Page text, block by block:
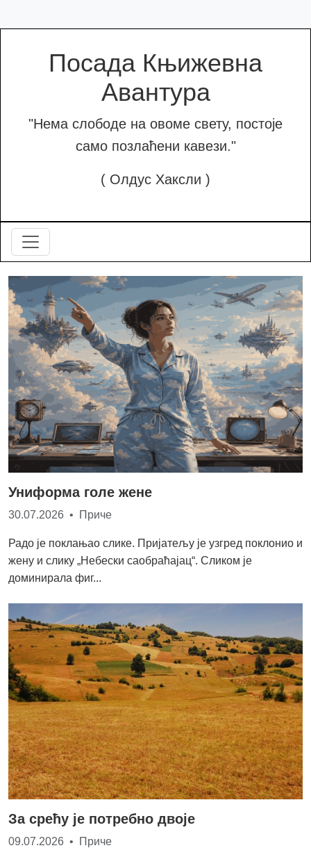
Посада Књижевна
Авантура
"Нема слободе на овоме свету, постоје
само позлаћени кавези."
( Олдус Хаксли )
Униформа голе жене
30.07.2026 • Приче
Радо је поклањао слике. Пријатељу је узгред поклонио и
жену и слику „Небески саобраћајац“. Сликом је
доминирала фиг...
За срећу је потребно двоје
09.07.2026 • Приче